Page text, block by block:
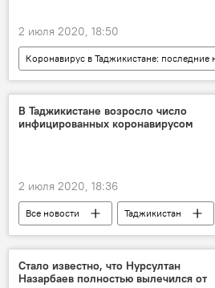
2 июля 2020, 18:50
Коронавирус в Таджикистане: последние
Все новости
Таджикистан
Здравоохранение
коронавирус
В Таджикистане возросло число
инфицированных коронавирусом
2 июля 2020, 18:36
Все новости
Таджикистан
Здравоохранение
Коронавирус в Таджикистане: последние
Стало известно, что Нурсултан
Назарбаев полностью вылечился от